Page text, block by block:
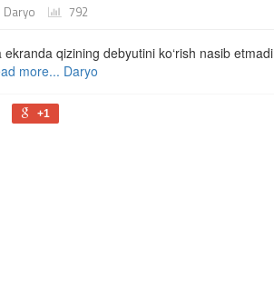
Daryo 792
qizining debyutini ko‘rish nasib etmadi
more... Daryo
+1